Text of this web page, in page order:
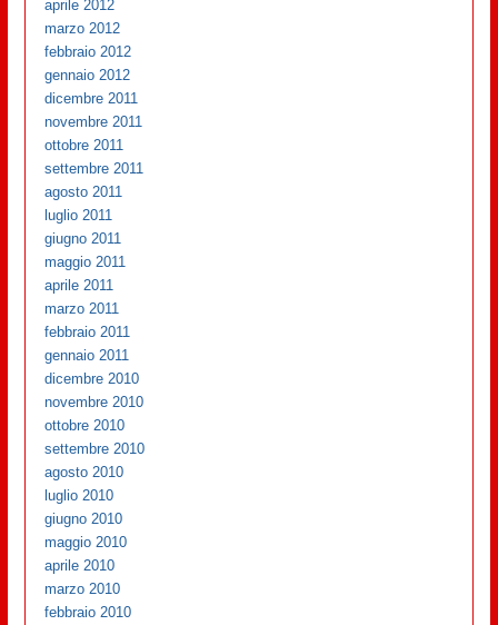
aprile 2012
marzo 2012
febbraio 2012
gennaio 2012
dicembre 2011
novembre 2011
ottobre 2011
settembre 2011
agosto 2011
luglio 2011
giugno 2011
maggio 2011
aprile 2011
marzo 2011
febbraio 2011
gennaio 2011
dicembre 2010
novembre 2010
ottobre 2010
settembre 2010
agosto 2010
luglio 2010
giugno 2010
maggio 2010
aprile 2010
marzo 2010
febbraio 2010